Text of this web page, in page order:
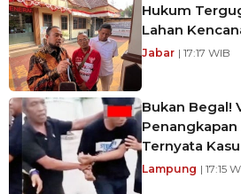
Hukum
Lahan
Jabar | 17:17 WIB
Bukan Begal!
Ternyata
Lampung | 17:15